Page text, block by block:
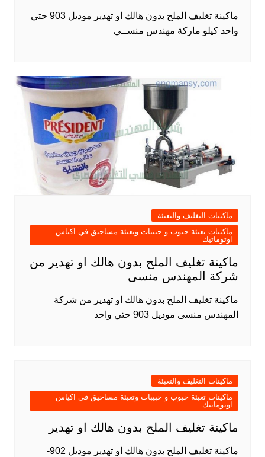
ماكينة تغليف الملح بدون هالك او تهدير موديل 903 حتي
واحد كيلو ماركة مهندس منســي
ماكينات التغليف والتعبئة
ماكينات تعبئة حبوب و حبيبات وتعبئة مساحيق في اكياس
اوتوماتيك
ماكينة تغليف الملح بدون هالك او تهدير من
شركة المهندس منسى
ماكينة تغليف الملح بدون هالك او تهدير من شركة
المهندس منسى موديل 903 حتي واحد
ماكينات التغليف والتعبئة
ماكينات تعبئة حبوب و حبيبات وتعبئة مساحيق في اكياس
اوتوماتيك
ماكينة تغليف الملح بدون هالك او تهدير
ماكينة تغليف الملح بدون هالك او تهدير موديل 902-